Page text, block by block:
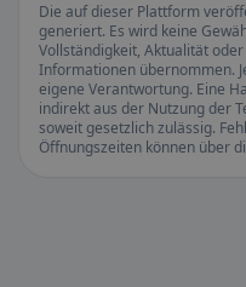
Die auf dieser Plattform
generiert. Es wird keine
Vollständigkeit, Aktualität
Informationen übernommen.
eigene Verantwortung. Eine
indirekt aus der Nutzung der
soweit gesetzlich zulässig.
Öffnungszeiten können über